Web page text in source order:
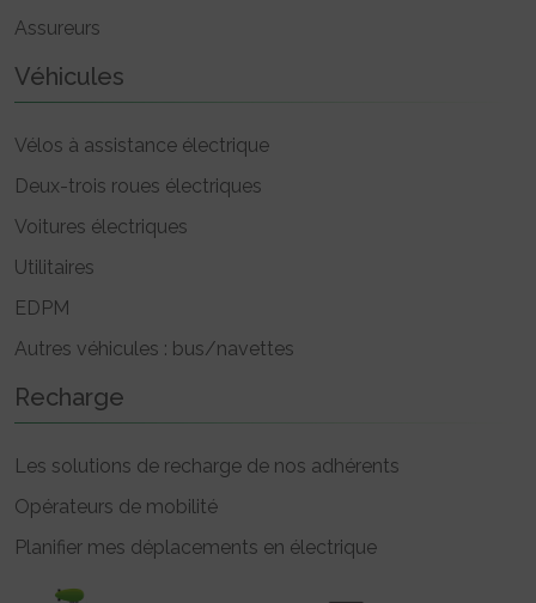
Assureurs
Véhicules
Vélos à assistance électrique
Deux-trois roues électriques
Voitures électriques
Utilitaires
EDPM
Autres véhicules : bus/navettes
Recharge
Les solutions de recharge de nos adhérents
Opérateurs de mobilité
Planifier mes déplacements en électrique